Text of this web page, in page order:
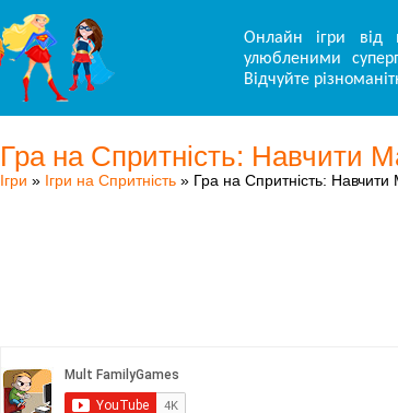
Онлайн ігри від
улюбленими
Відчуйте
Гра на Спритність: Навчити
Ігри » Ігри на Спритність » Гра на Спритність: